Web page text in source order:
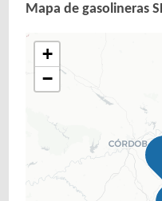
Mapa de gasolineras
+
−